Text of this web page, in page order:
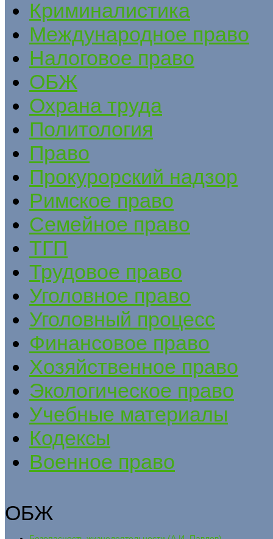
Криминалистика
Международное право
Налоговое право
ОБЖ
Охрана труда
Политология
Право
Прокурорский надзор
Римское право
Семейное право
ТГП
Трудовое право
Уголовное право
Уголовный процесс
Финансовое право
Хозяйственное право
Экологическое право
Учебные материалы
Кодексы
Военное право
ОБЖ